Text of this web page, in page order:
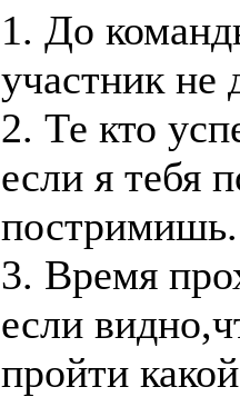
1. До
участник не
2. Те кто
если я тебя
постримишь.
3. Время
если
пройти